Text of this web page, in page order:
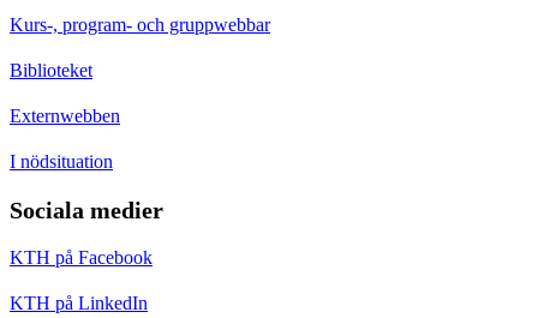
Kurs-, program- och gruppwebbar
Biblioteket
Externwebben
I nödsituation
Sociala medier
KTH på Facebook
KTH på LinkedIn